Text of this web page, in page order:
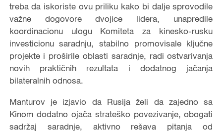
treba da iskoriste ovu priliku kako bi dalje sprovodile
važne dogovore dvojice lidera, unapredile
koordinacionu ulogu Komiteta za kinesko-rusku
investicionu saradnju, stabilno promovisale ključne
projekte i proširile oblasti saradnje, radi ostvarivanja
novih praktičnih rezultata i dodatnog jačanja
bilateralnih odnosa.
Manturov je izjavio da Rusija želi da zajedno sa
Kinom dodatno ojača strateško povezivanje, obogati
sadržaj saradnje, aktivno rešava pitanja od